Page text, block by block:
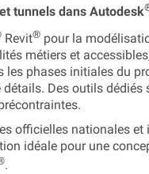
tunnels dans Autodesk
Revit®pour la
métiers et
phases initiales du
Des outils
officielles nationales
idéale pour une
.